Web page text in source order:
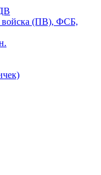
войска (ПВ), ФСБ,